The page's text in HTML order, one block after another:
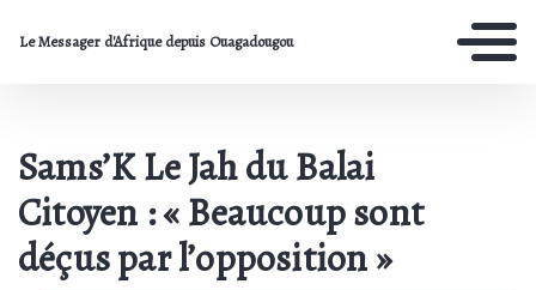
Le Messager d'Afrique depuis Ouagadougou
Sams’K Le Jah du Balai
Citoyen : « Beaucoup sont
déçus par l’opposition »